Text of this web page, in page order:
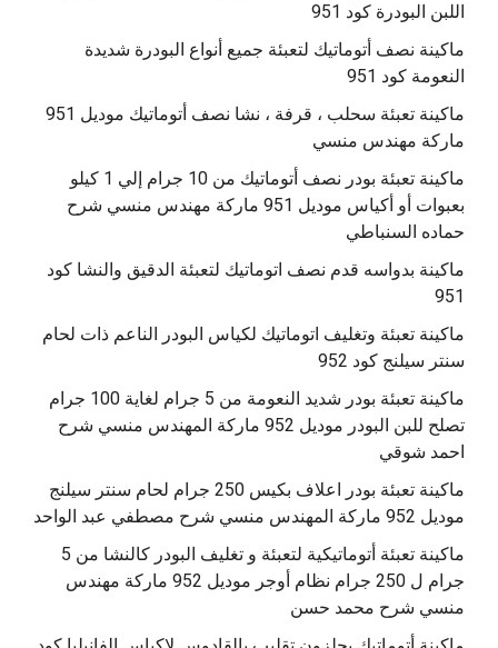
اللبن البودرة كود 951
ماكينة نصف أتوماتيك لتعبئة جميع أنواع البودرة شديدة
النعومة كود 951
ماكينة تعبئة سحلب ، قرفة ، نشا نصف أتوماتيك موديل 951
ماركة مهندس منسي
ماكينة تعبئة بودر نصف أتوماتيك من 10 جرام إلي 1 كيلو
بعبوات أو أكياس موديل 951 ماركة مهندس منسي شرح
حماده السنباطي
ماكينة بدواسه قدم نصف اتوماتيك لتعبئة الدقيق والنشا كود
951
ماكينة تعبئة وتغليف اتوماتيك لكياس البودر الناعم ذات لحام
سنتر سيلنج كود 952
ماكينة تعبئة بودر شديد النعومة من 5 جرام لغاية 100 جرام
تصلح للبن البودر موديل 952 ماركة المهندس منسي شرح
احمد شوقي
ماكينة تعبئة بودر اعلاف بكيس 250 جرام لحام سنتر سيلنج
موديل 952 ماركة المهندس منسي شرح مصطفي عبد الواحد
ماكينة تعبئة أتوماتيكية لتعبئة و تغليف البودر كالنشا من 5
جرام ل 250 جرام نظام أوجر موديل 952 ماركة مهندس
منسي شرح محمد حسن